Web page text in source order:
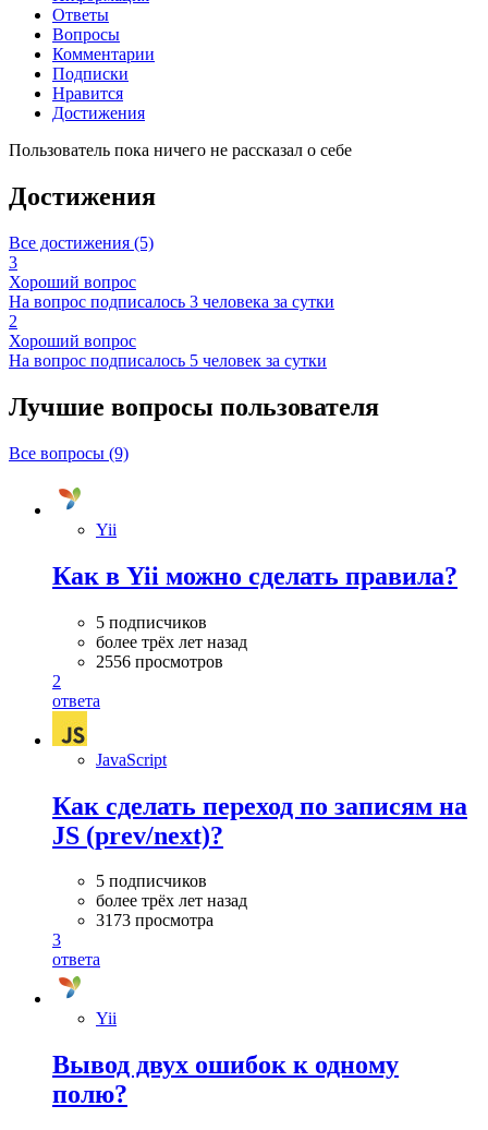
Ответы
Вопросы
Комментарии
Подписки
Нравится
Достижения
Пользователь пока ничего не рассказал о себе
Достижения
Все достижения (5)
3
Хороший вопрос
На вопрос подписалось 3 человека за сутки
2
Хороший вопрос
На вопрос подписалось 5 человек за сутки
Лучшие вопросы пользователя
Все вопросы (9)
Yii
Как в Yii можно сделать правила?
5 подписчиков
более трёх лет назад
2556 просмотров
2
ответа
JavaScript
Как сделать переход по записям на
JS (prev/next)?
5 подписчиков
более трёх лет назад
3173 просмотра
3
ответа
Yii
Вывод двух ошибок к одному
полю?